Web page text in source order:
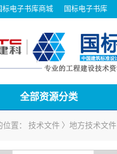
标电子书库商城 国标电子书库
全部资源分类
置： 技术文件 〉 地方技术文件